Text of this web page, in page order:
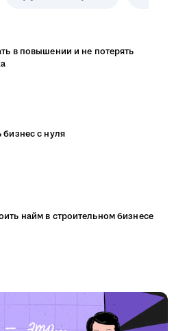
в повышении и не потерять
бизнес с нуля
найм в строительном бизнесе